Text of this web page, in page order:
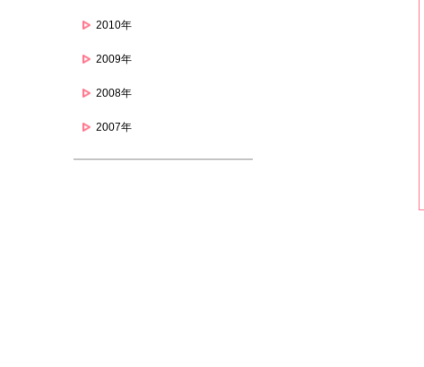
2010年
2009年
2008年
2007年